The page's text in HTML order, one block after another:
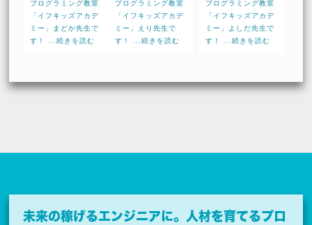
プログラミング教室
「イフキッズアカデ
ミー」まどか先生で
す！ ...続きを読む
プログラミング教室
「イフキッズアカデ
ミー」えり先生で
す！ ...続きを読む
プログラミング教室
「イフキッズアカデ
ミー」よしだ先生で
す！ ...続きを読む
未来の稼げるエンジニアに。 人材を育てるプロ